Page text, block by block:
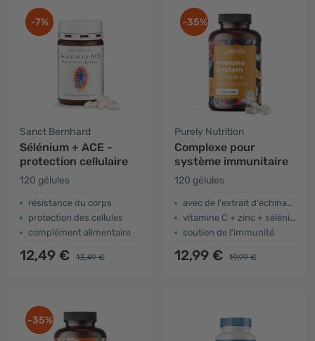
-7%
Sanct Bernhard
Sélénium + ACE -
protection cellulaire
120 gélules
résistance du corps
protection des cellules
complément alimentaire
12,49 € 13,49 €
-35%
Purely Nutrition
Complexe pour
système immunitaire
120 gélules
avec de l'extrait d'échinacée
vitamine C + zinc + sélénium
soutien de l'immunité
12,99 € 19,99 €
-35%